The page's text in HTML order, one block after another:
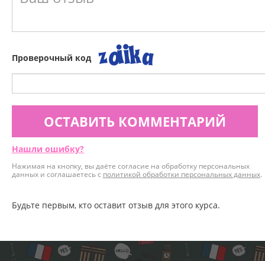
Проверочный код
ОСТАВИТЬ КОММЕНТАРИЙ
Нашли ошибку?
Нажимая на кнопку, вы даёте согласие на обработку персональных
данных и соглашаетесь с политикой обработки персональных данных.
Будьте первым, кто оставит отзыв для этого курса.